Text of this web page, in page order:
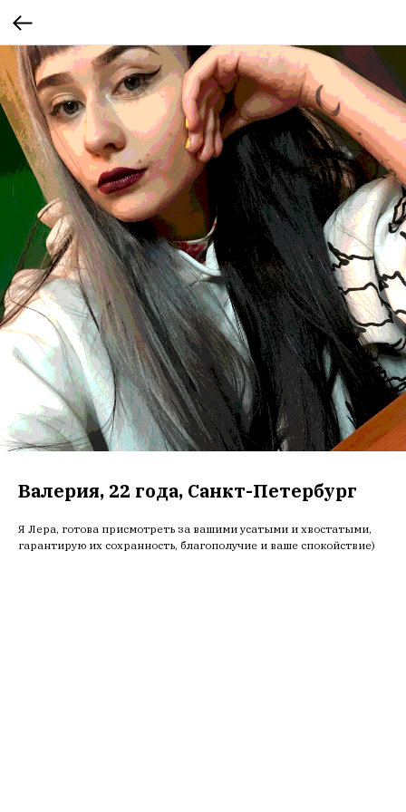
Валерия, 22 года, Санкт-Петербург
Я Лера, готова присмотреть за вашими усатыми и хвостатыми,
гарантирую их сохранность, благополучие и ваше спокойствие)